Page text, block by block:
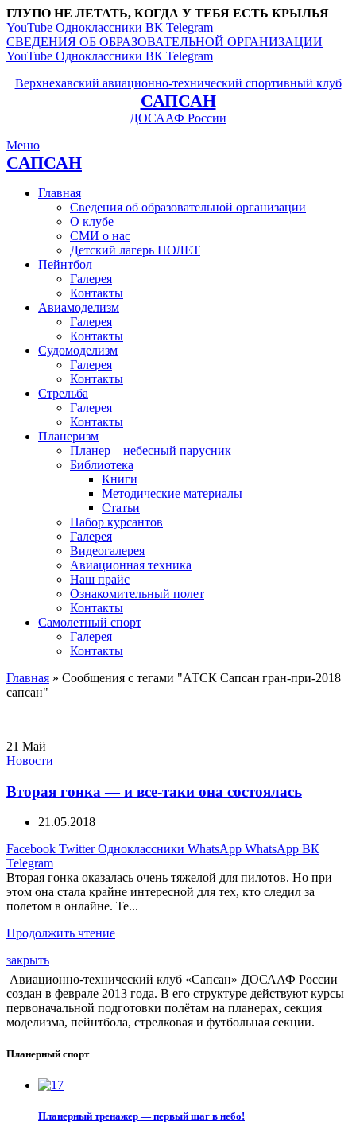
ГЛУПО НЕ ЛЕТАТЬ, КОГДА У ТЕБЯ ЕСТЬ КРЫЛЬЯ
YouTube Одноклассники ВК Telegram
СВЕДЕНИЯ ОБ ОБРАЗОВАТЕЛЬНОЙ ОРГАНИЗАЦИИ
YouTube Одноклассники ВК Telegram
Верхнехавский авиационно-технический спортивный клуб
САПСАН
ДОСААФ России
Меню
САПСАН
Главная
Сведения об образовательной организации
О клубе
СМИ о нас
Детский лагерь ПОЛЕТ
Пейнтбол
Галерея
Контакты
Авиамоделизм
Галерея
Контакты
Судомоделизм
Галерея
Контакты
Стрельба
Галерея
Контакты
Планеризм
Планер – небесный парусник
Библиотека
Книги
Методические материалы
Статьи
Набор курсантов
Галерея
Видеогалерея
Авиационная техника
Наш прайс
Ознакомительный полет
Контакты
Самолетный спорт
Галерея
Контакты
Главная » Сообщения с тегами "АТСК Сапсан|гран-при-2018|
сапсан"
21 Май
Новости
Вторая гонка — и все-таки она состоялась
21.05.2018
Facebook Twitter Одноклассники WhatsApp WhatsApp ВК
Telegram
Вторая гонка оказалась очень тяжелой для пилотов. Но при
этом она стала крайне интересной для тех, кто следил за
полетом в онлайне. Те...
Продолжить чтение
закрыть
Авиационно-технический клуб «Сапсан» ДОСААФ России
создан в феврале 2013 года. В его структуре действуют курсы
первоначальной подготовки полётам на планерах, секция
моделизма, пейнтбола, стрелковая и футбольная секции.
Планерный спорт
Планерный тренажер — первый шаг в небо!